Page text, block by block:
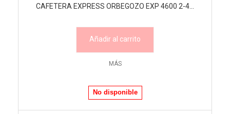
CAFETERA EXPRESS ORBEGOZO EXP 4600 2-4...
Añadir al carrito
MÁS
No disponible